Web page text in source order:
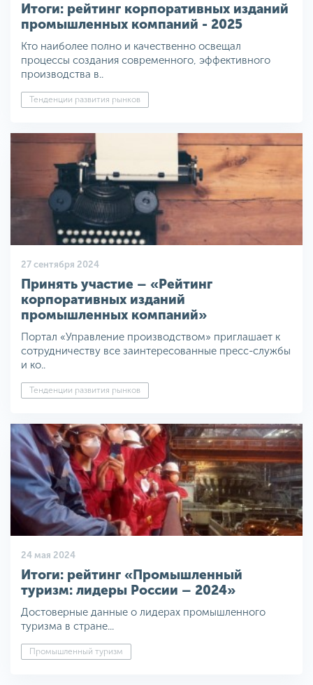
Итоги: рейтинг корпоративных изданий
промышленных компаний - 2025
Кто наиболее полно и качественно освещал
процессы создания современного, эффективного
производства в..
Тенденции развития рынков
27 сентября 2024
Принять участие – «Рейтинг
корпоративных изданий
промышленных компаний»
Портал «Управление производством» приглашает к
сотрудничеству все заинтересованные пресс-службы
и ко..
Тенденции развития рынков
24 мая 2024
Итоги: рейтинг «Промышленный
туризм: лидеры России – 2024»
Достоверные данные о лидерах промышленного
туризма в стране...
Промышленный туризм